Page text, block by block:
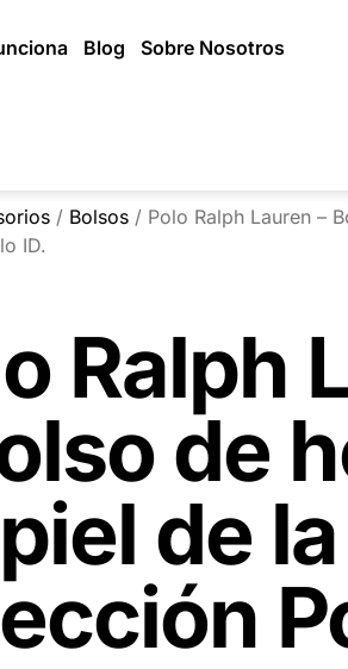
Blog Sobre Nosotros
/ Bolsos / Polo Ralph Lauren –
ID.
Ralph
de
de la